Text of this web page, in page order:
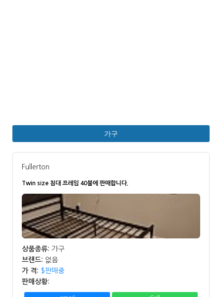
가구
Fullerton
Twin size 침대 프레임 40불에 판매합니다.
상품종류: 가구
브랜드: 없음
가 격: $판매중
판매상황: